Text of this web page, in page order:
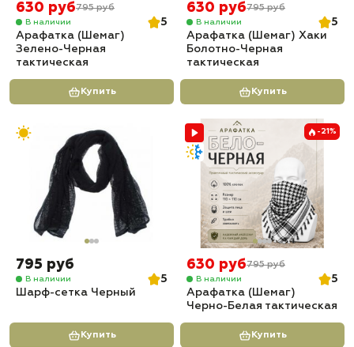
630 руб795 руб
В наличии
5
Арафатка (Шемаг)
Зелено-Черная
тактическая
Купить
630 руб795 руб
В наличии
5
Арафатка (Шемаг) Хаки
Болотно-Черная
тактическая
Купить
795 руб
В наличии
5
Шарф-сетка Черный
Купить
-21%
630 руб795 руб
В наличии
5
Арафатка (Шемаг)
Черно-Белая тактическая
Купить